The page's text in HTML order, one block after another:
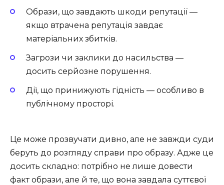
Образи, що завдають шкоди репутації —
якщо втрачена репутація завдає
матеріальних збитків.
Загрози чи заклики до насильства —
досить серйозне порушення.
Дії, що принижують гідність — особливо в
публічному просторі.
Це може прозвучати дивно, але не завжди суди
беруть до розгляду справи про образу. Адже це
досить складно: потрібно не лише довести
факт образи, але й те, що вона завдала суттєвої